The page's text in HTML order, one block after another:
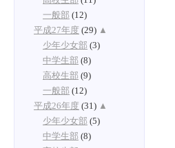
一般部 (12)
平成27年度 (29) ▲
少年少女部 (3)
中学生部 (8)
高校生部 (9)
一般部 (12)
平成26年度 (31) ▲
少年少女部 (5)
中学生部 (8)